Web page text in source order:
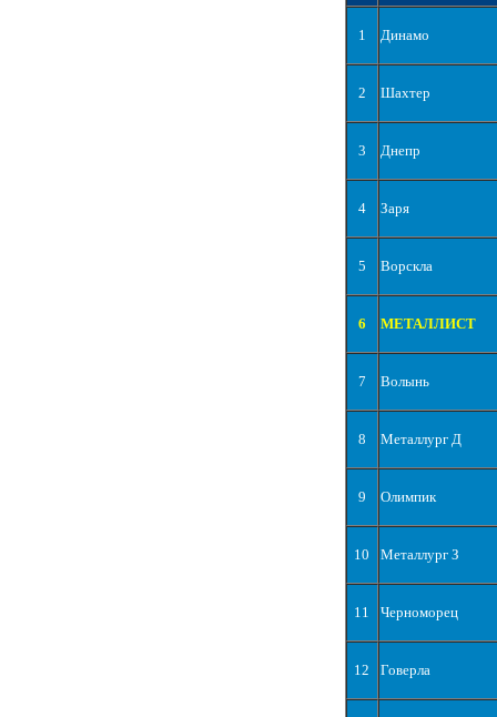
1 Динамо
2 Шахтер
3 Днепр
4 Заря
5 Ворскла
6 МЕТАЛЛИСТ
7 Волынь
8 Металлург Д
9 Олимпик
10 Металлург З
11 Черноморец
12 Говерла